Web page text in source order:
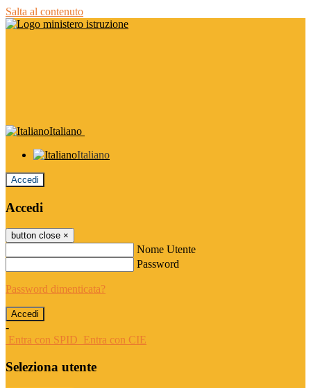
Salta al contenuto
Italiano
Italiano
Accedi
Accedi
button close ×
Nome Utente
Password
Password dimenticata?
-
Entra con SPID Entra con CIE
Seleziona utente